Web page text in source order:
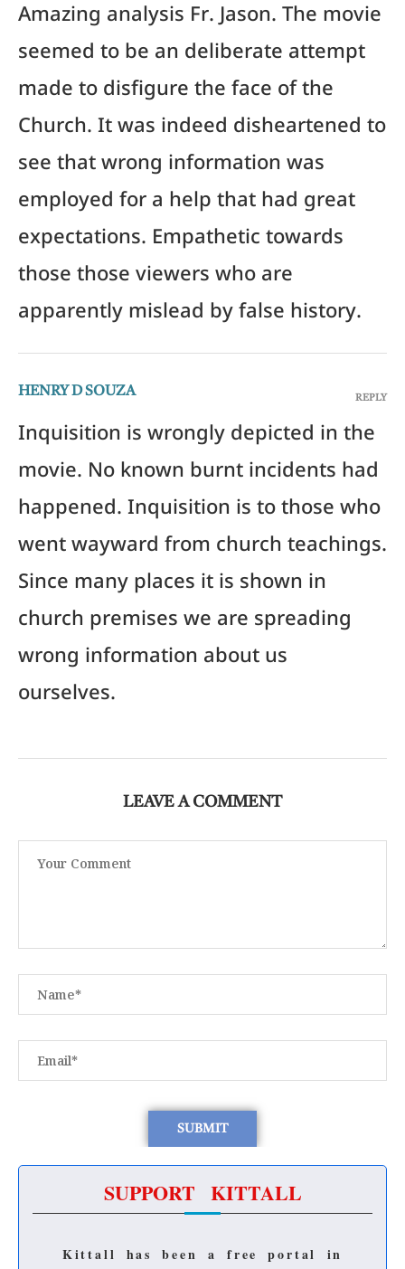
Amazing analysis Fr. Jason. The movie
seemed to be an deliberate attempt
made to disfigure the face of the
Church. It was indeed disheartened to
see that wrong information was
employed for a help that had great
expectations. Empathetic towards
those those viewers who are
apparently mislead by false history.
HENRY D SOUZA
Inquisition is wrongly depicted in the
movie. No known burnt incidents had
happened. Inquisition is to those who
went wayward from church teachings.
Since many places it is shown in
church premises we are spreading
wrong information about us
ourselves.
REPLY
LEAVE A COMMENT
SUPPORT KITTALL
Kittall has been a free portal in